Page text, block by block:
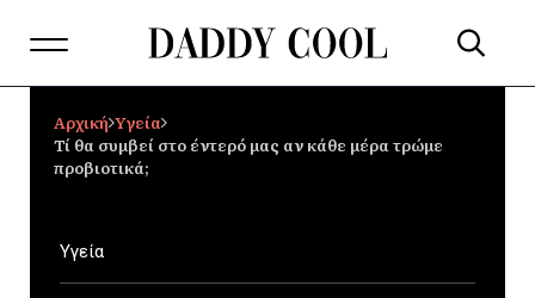
Αρχική Υγεία
Τί θα συμβεί στο έντερό μας αν κάθε μέρα τρώμε
προβιοτικά;
Υγεία